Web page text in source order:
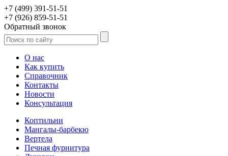
+7 (499) 391-51-51
+7 (926) 859-51-51
Обратный звонок
О нас
Как купить
Справочник
Контакты
Новости
Консультация
Коптильни
Мангалы-барбекю
Вертела
Печная фурнитура